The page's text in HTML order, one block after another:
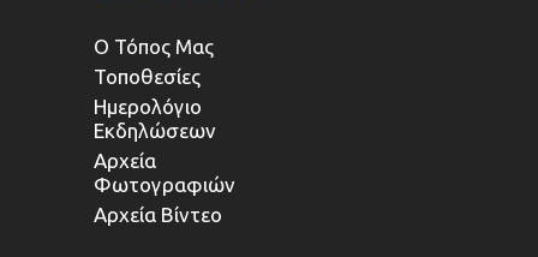
Ο Τόπος Μας
Τοποθεσίες
Ημερολόγιο
Εκδηλώσεων
Αρχεία
Φωτογραφιών
Αρχεία Βίντεο